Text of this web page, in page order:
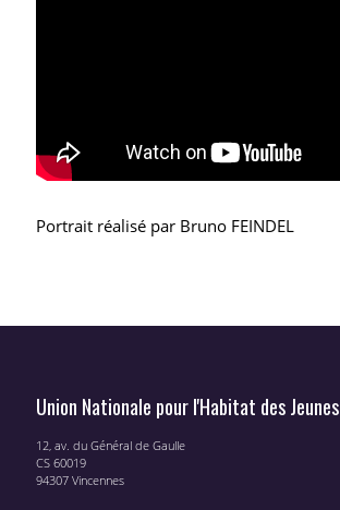
Portrait réalisé par Bruno FEINDEL
Union Nationale pour l'Habitat des Jeunes
12, av. du Général de Gaulle
CS 60019
94307 Vincennes